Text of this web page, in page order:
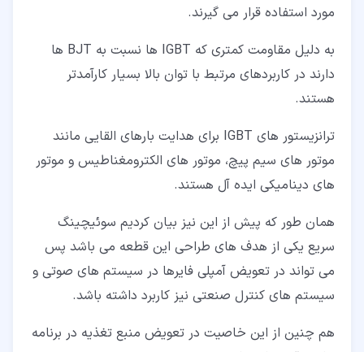
مورد استفاده قرار می گیرند.
به دلیل مقاومت کمتری که IGBT ها نسبت به BJT ها
دارند در کاربردهای مرتبط با توان بالا بسیار کارآمدتر
هستند.
ترانزیستور های IGBT برای هدایت بارهای القایی مانند
موتور های سیم پیچ، موتور های الکترومغناطیس و موتور
های دینامیکی ایده آل هستند.
همان طور که پیش از این نیز بیان کردیم سوئیچینگ
سریع یکی از هدف های طراحی این قطعه می باشد پس
می تواند در تعویض آمپلی فایرها در سیستم های صوتی و
سیستم های کنترل صنعتی نیز کاربرد داشته باشد.
هم چنین از این خاصیت در تعویض منبع تغذیه در برنامه